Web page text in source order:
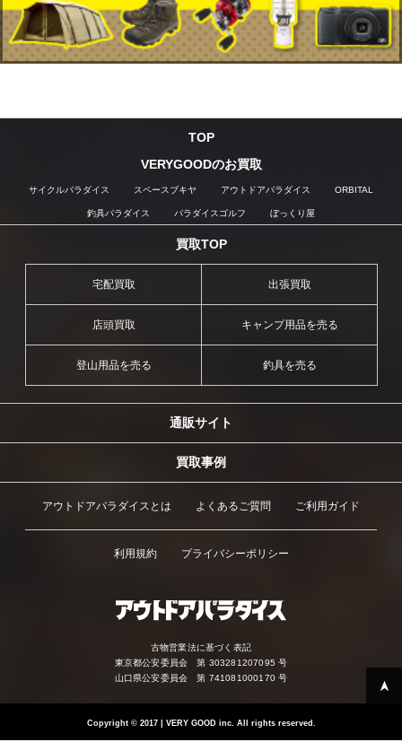
TOP
VERYGOODのお買取
サイクルパラダイス スペースブキヤ アウトドアパラダイス ORBITAL
釣具パラダイス パラダイスゴルフ ぼっくり屋
買取TOP
宅配買取 出張買取
店頭買取 キャンプ用品を売る
登山用品を売る 釣具を売る
通販サイト
買取事例
アウトドアパラダイスとは よくあるご質問 ご利用ガイド
利用規約 プライバシーポリシー
古物営業法に基づく表記
東京都公安委員会 第 303281207095 号
山口県公安委員会 第 741081000170 号
Copyright ©2017 | VERY GOOD inc. All rights reserved.